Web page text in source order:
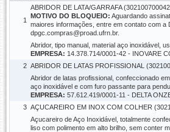
1
ABRIDOR DE LATA/GARRAFA
MOTIVO DO BLOQUEIO: Aguardando
maiores informações, entre em contato com
dpgc.compras@proad.ufrn.br.
Abridor, tipo manual, material aço inoxidável,
EMPRESA: 14.378.714/0001-42 - INOVARE
2 ABRIDOR DE LATAS PROFISSIONAL
Abridor de latas profissional, confeccionado
aço inoxidável e com furo passante para
EMPRESA: 57.612.419/0001-11 - DELTA
3 AÇUCAREIRO EM INOX COM COLHER
Açucareiro de Aço Inoxidável, totalmente
liso com polimento em alto brilho, sem conter